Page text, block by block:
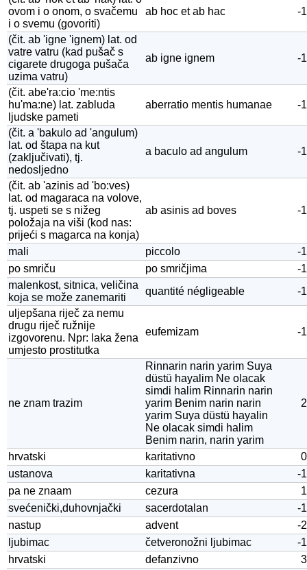
ovom i o onom, o svačemu
i o svemu (govoriti)
ab hoc et ab hac -1
(čit. ab 'igne 'ignem) lat. od
vatre vatru (kad pušač s
cigarete drugoga pušača
uzima vatru)
ab igne ignem -1
(čit. abe'ra:cio 'me:ntis
hu'ma:ne) lat. zabluda
ljudske pameti
aberratio mentis humanae -1
(čit. a 'bakulo ad 'angulum)
lat. od štapa na kut
(zaključivati), tj.
nedosljedno
a baculo ad angulum -1
(čit. ab 'azinis ad 'bo:ves)
lat. od magaraca na volove,
tj. uspeti se s nižeg
položaja na viši (kod nas:
prijeći s magarca na konja)
ab asinis ad boves -1
mali piccolo
-1
po smriču
po smričjima
-1
malenkost, sitnica, veličina
koja se može zanemariti
quantité négligeable
-1
uljepšana riječ za nemu
drugu riječ ružnije
izgovorenu. Npr: laka žena
umjesto prostitutka
eufemizam -1
ne znam trazim
Rinnarin narin yarim Suya
düstü hayalim Ne olacak
simdi halim Rinnarin narin
yarim Benim narin narin
yarim Suya düstü hayalin
Ne olacak simdi halim
Benim narin, narin yarim
2
hrvatski karitativno
0
ustanova
karitativna
-1
pa ne znaam
cezura
1
svećenički,duhovnjački
sacerdotalan
-1
nastup
advent
-2
ljubimac
četveronožni ljubimac
-1
hrvatski
defanzivno 3